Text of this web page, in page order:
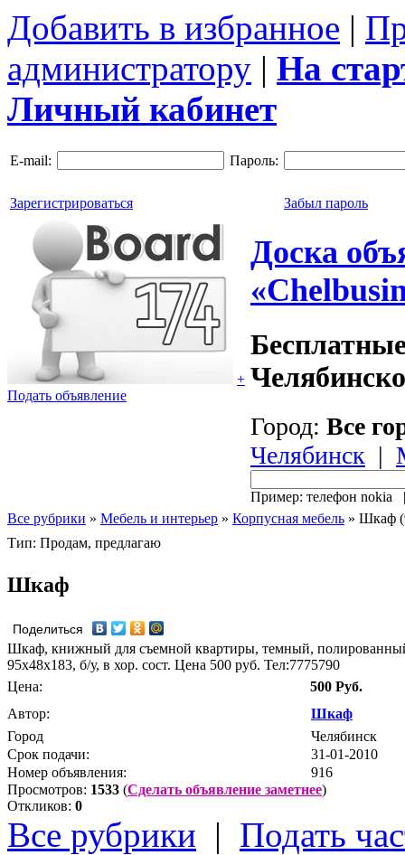
Добавить в избранное |
администратору | На
Личный кабинет
E-mail: Пароль:
Зарегистрироваться Забыл пароль
+
Подать объявление
Доска
Город: Все
Челябинск |
Пример: телефон
Все рубрики » Мебель и интерьер » Корпусная мебель » Шкаф
Тип: Продам, предлагаю
Шкаф
Поделиться
Шкаф, книжный для съемной квартиры, темный,
95х48х183, б/у, в хор. сост. Цена 500 руб. Тел:7775790
Цена:
500 Руб.
Автор:
Шкаф
Город
Челябинск
Срок подачи:
31-01-2010
Номер объявления:
916
Просмотров: 1533 (Сделать объявление заметнее)
Откликов: 0
Все рубрики | Подать